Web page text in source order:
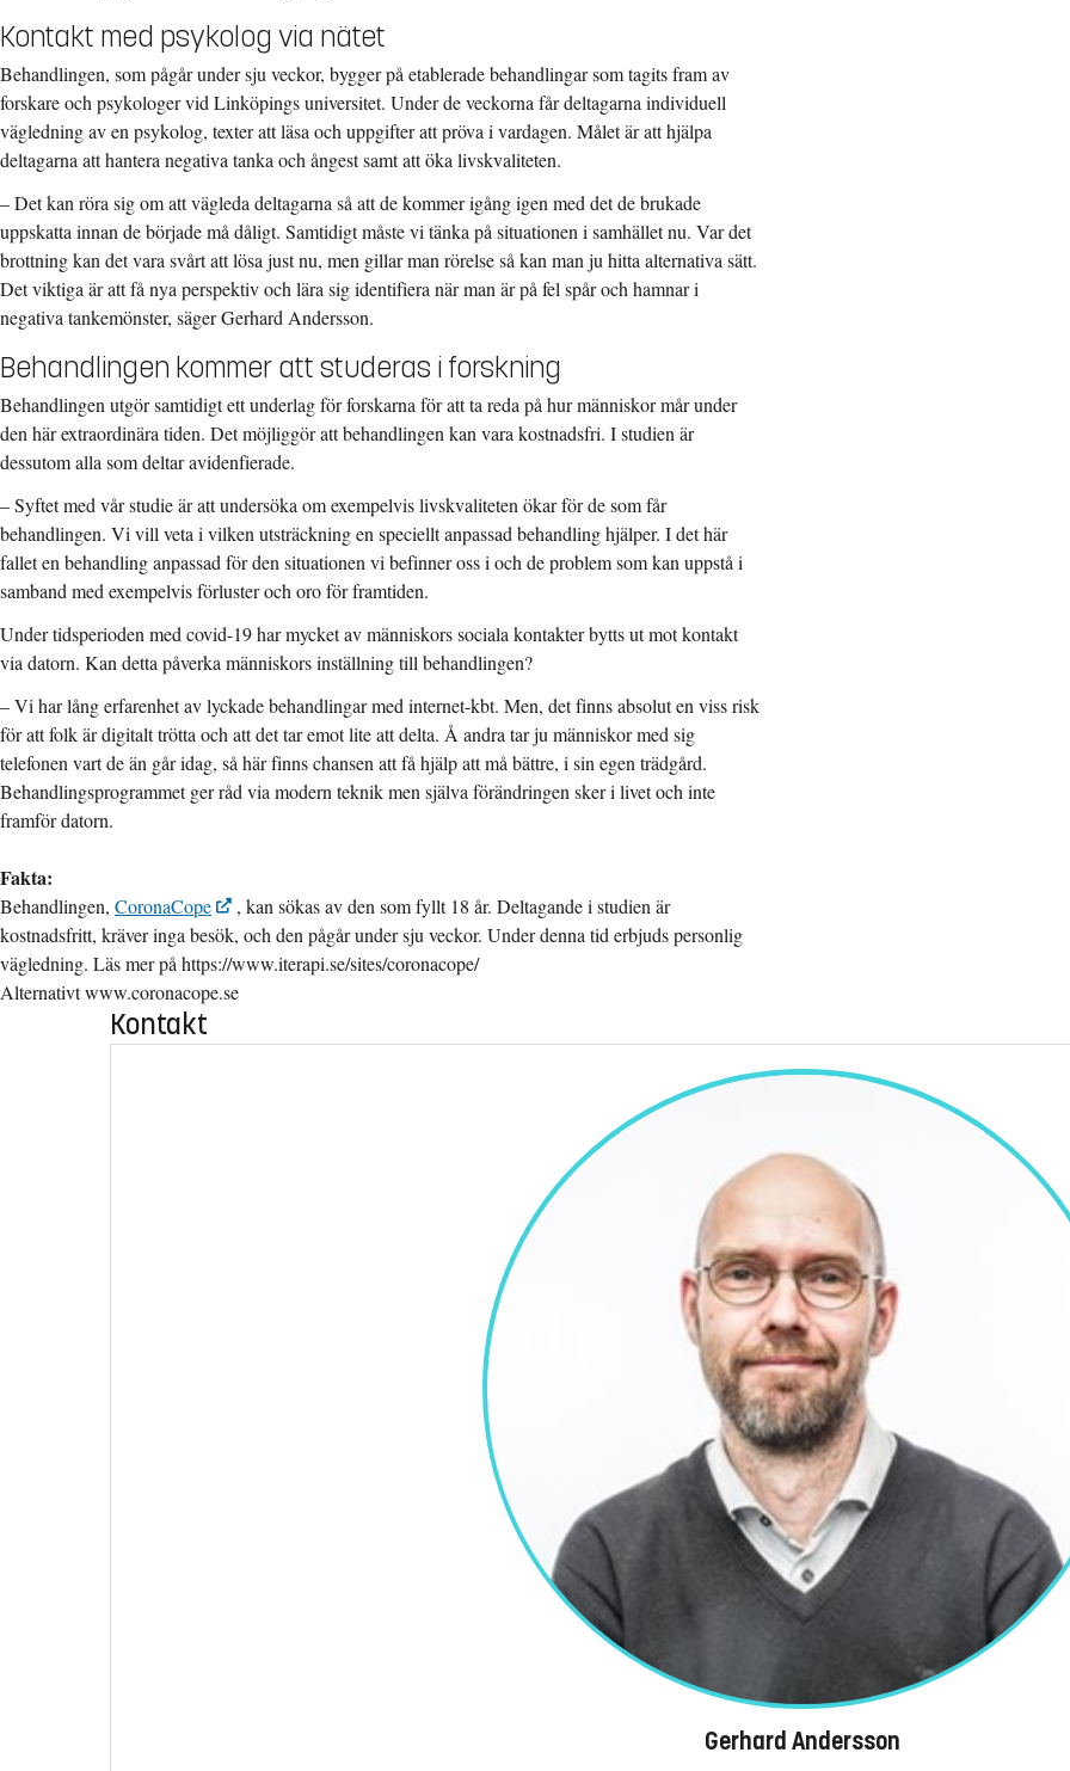
Kontakt med psykolog via nätet
Behandlingen, som pågår under sju veckor, bygger på etablerade behandlingar som tagits fram av
forskare och psykologer vid Linköpings universitet. Under de veckorna får deltagarna individuell
vägledning av en psykolog, texter att läsa och uppgifter att pröva i vardagen. Målet är att hjälpa
deltagarna att hantera negativa tanka och ångest samt att öka livskvaliteten.
– Det kan röra sig om att vägleda deltagarna så att de kommer igång igen med det de brukade
uppskatta innan de började må dåligt. Samtidigt måste vi tänka på situationen i samhället nu. Var det
brottning kan det vara svårt att lösa just nu, men gillar man rörelse så kan man ju hitta alternativa sätt.
Det viktiga är att få nya perspektiv och lära sig identifiera när man är på fel spår och hamnar i
negativa tankemönster, säger Gerhard Andersson.
Behandlingen kommer att studeras i forskning
Behandlingen utgör samtidigt ett underlag för forskarna för att ta reda på hur människor mår under
den här extraordinära tiden. Det möjliggör att behandlingen kan vara kostnadsfri. I studien är
dessutom alla som deltar avidenfierade.
– Syftet med vår studie är att undersöka om exempelvis livskvaliteten ökar för de som får
behandlingen. Vi vill veta i vilken utsträckning en speciellt anpassad behandling hjälper. I det här
fallet en behandling anpassad för den situationen vi befinner oss i och de problem som kan uppstå i
samband med exempelvis förluster och oro för framtiden.
Under tidsperioden med covid-19 har mycket av människors sociala kontakter bytts ut mot kontakt
via datorn. Kan detta påverka människors inställning till behandlingen?
– Vi har lång erfarenhet av lyckade behandlingar med internet-kbt. Men, det finns absolut en viss risk
för att folk är digitalt trötta och att det tar emot lite att delta. Å andra tar ju människor med sig
telefonen vart de än går idag, så här finns chansen att få hjälp att må bättre, i sin egen trädgård.
Behandlingsprogrammet ger råd via modern teknik men själva förändringen sker i livet och inte
framför datorn.
Fakta:
Behandlingen, CoronaCope
, kan sökas av den som fyllt 18 år. Deltagande i studien är
kostnadsfritt, kräver inga besök, och den pågår under sju veckor. Under denna tid erbjuds personlig
vägledning. Läs mer på https://www.iterapi.se/sites/coronacope/
Alternativt www.coronacope.se
Kontakt
Gerhard Andersson